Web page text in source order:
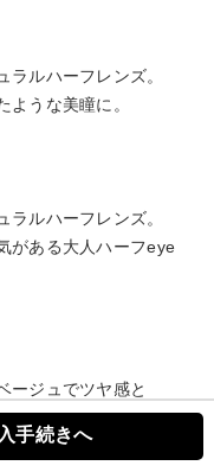
手続きへ
ルハーフレンズ。
うな美瞳に。
ルハーフレンズ。
がある大人ハーフeye
ージュでツヤ感と
せる。